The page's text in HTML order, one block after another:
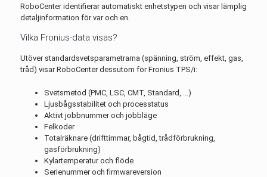
RoboCenter identifierar automatiskt enhetstypen och visar lämplig
detaljinformation för var och en.
Vilka Fronius-data visas?
Utöver standardsvetsparametrarna (spänning, ström, effekt, gas,
tråd) visar RoboCenter dessutom för Fronius TPS/i:
Svetsmetod (PMC, LSC, CMT, Standard, ...)
Ljusbågsstabilitet och processtatus
Aktivt jobbnummer och jobbläge
Felkoder
Totalräknare (drifttimmar, bågtid, trådförbrukning,
gasförbrukning)
Kylartemperatur och flöde
Serienummer och firmwareversion